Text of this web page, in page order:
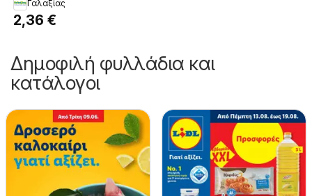
ΦΘΗΝΟΤΕΡΑ, DELTA
natural drinks
CHEAPER
Γαλαξίας
2,36 €
Δημοφιλή φυλλάδια και
κατάλογοι